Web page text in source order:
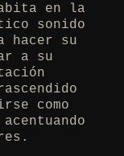
en la
sonido
hacer su
a su
como